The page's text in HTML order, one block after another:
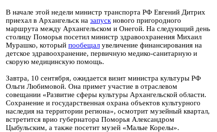
В начале этой недели министр транспорта РФ Евгений Дитрих
приехал в Архангельск на запуск нового пригородного
маршрута между Архангельском и Онегой. На следующий день
столицу Поморья посетил министр здравоохранения Михаил
Мурашко, который пообещал увеличение финансирования на
детское здравоохранение, первичную медико-санитарную и
скорую медицинскую помощь.
Завтра, 10 сентября, ожидается визит министра культуры РФ
Ольги Любимовой. Она примет участие в отраслевом
совещании «Развитие сферы культуры Архангельской области.
Сохранение и государственная охрана объектов культурного
наследия на территории региона», осмотрит музейный квартал,
встретится врио губернатора Поморья Александром
Цыбульским, а также посетит музей «Малые Корелы».